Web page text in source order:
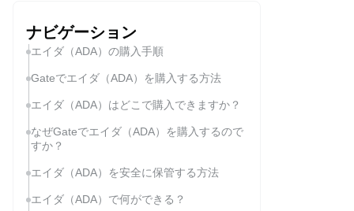
ナビゲーション
エイダ（ADA）の購入手順
Gateでエイダ（ADA）を購入する方法
エイダ（ADA）はどこで購入できますか？
なぜGateでエイダ（ADA）を購入するので
すか？
エイダ（ADA）を安全に保管する方法
エイダ（ADA）で何ができる？